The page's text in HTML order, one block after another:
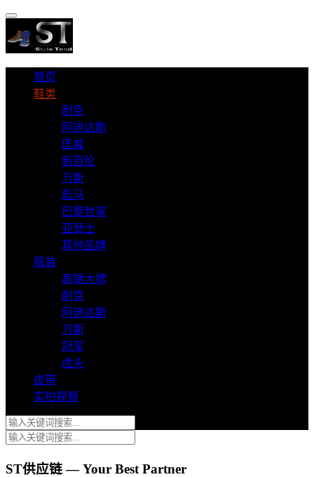
首页
鞋类
耐克
阿迪达斯
匡威
新百伦
万斯
彪马
巴黎世家
亚瑟士
其他品牌
服装
高端大牌
耐克
阿迪达斯
万斯
冠军
虎头
皮带
实拍视频
ST供应链 — Your Best Partner